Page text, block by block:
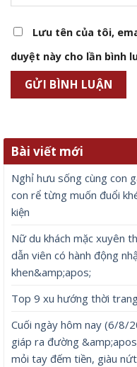
Lưu tên của tôi,
duyệt này cho lần bình
Bài viết mới
Nghỉ hưu sống cùng con
con rể từng muốn đuổi
kiện
Nữ du khách mặc xuyên
dẫn viên có hành động
khen&amp;apos;
Top 9 xu hướng thời
Cuối ngày hôm nay (6/8/
giáp ra đường
mỏi tay đếm tiền, giàu